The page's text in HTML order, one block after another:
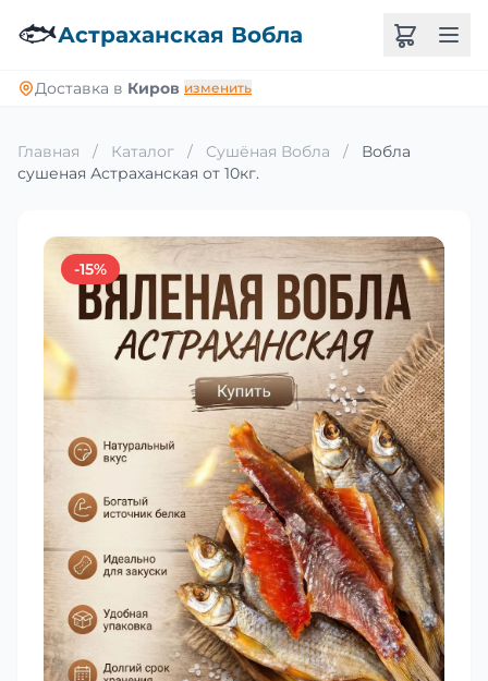
🐟Астраханская Вобла
Доставка в Киров изменить
Главная / Каталог / Сушёная Вобла /
Вобла
сушеная Астраханская от 10кг.
-15%